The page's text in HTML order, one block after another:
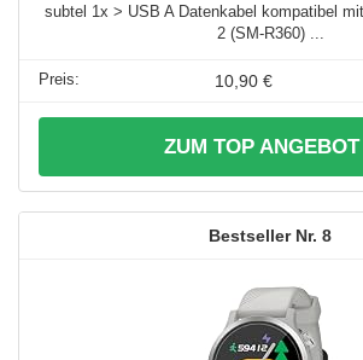
subtel 1x > USB A Datenkabel kompatibel
2 (SM-R360) ...
10,90 €
ZUM TOP
8